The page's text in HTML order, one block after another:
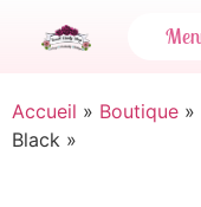
Accueil » Boutique »
Black »